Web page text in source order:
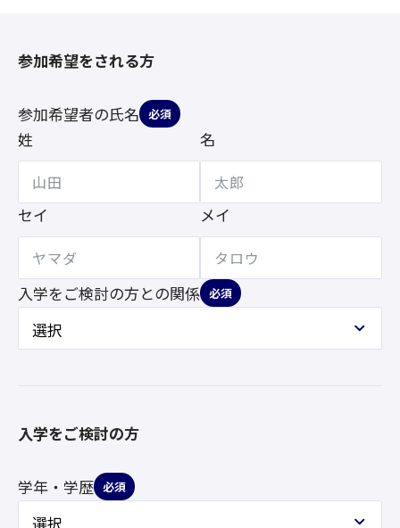
参加希望をされる方
参加希望者の氏名 必須
姓 名
セイ メイ
入学をご検討の方との関係 必須
入学をご検討の方
学年・学歴 必須